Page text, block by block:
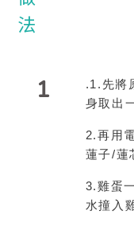
1 .1. 先將
身取出
2.再用
蓮子/蓮
3.雞蛋
水撞入